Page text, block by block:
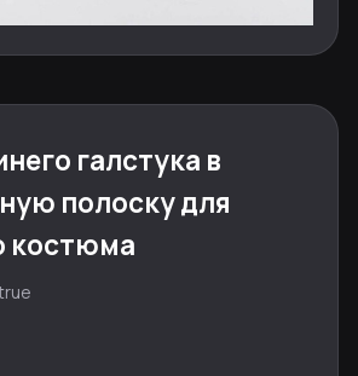
галстука в
полоску для
костюма